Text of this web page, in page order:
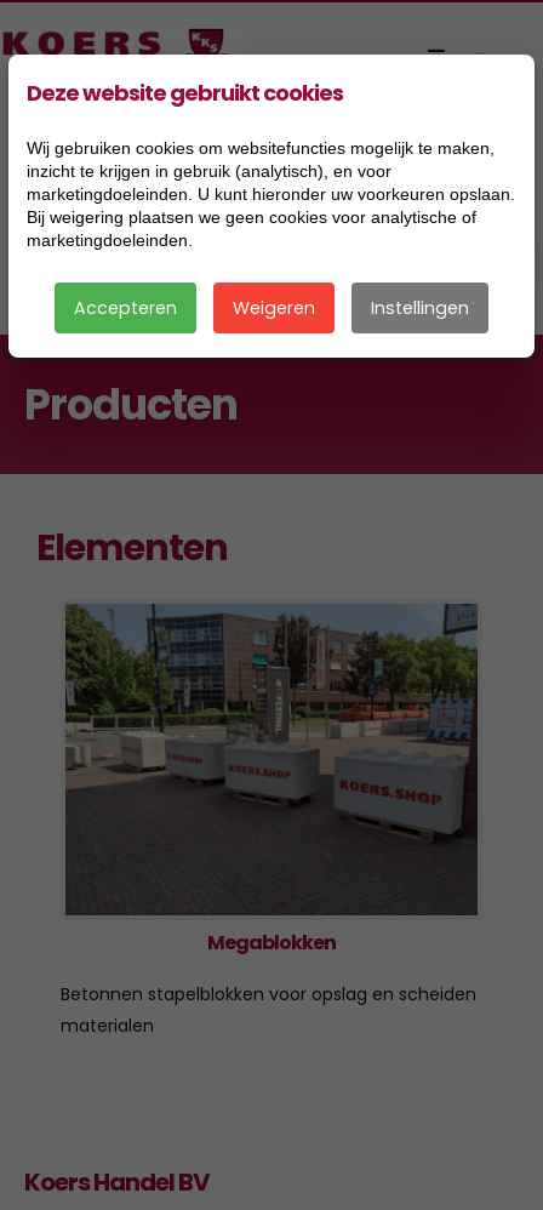
Producten
Elementen
Megablokken
Betonnen stapelblokken voor opslag en scheiden
materialen
Koers Handel BV
Deze website gebruikt cookies
Wij gebruiken cookies om websitefuncties mogelijk te maken,
inzicht te krijgen in gebruik (analytisch), en voor
marketingdoeleinden. U kunt hieronder uw voorkeuren opslaan.
Bij weigering plaatsen we geen cookies voor analytische of
marketingdoeleinden.
Accepteren Weigeren Instellingen